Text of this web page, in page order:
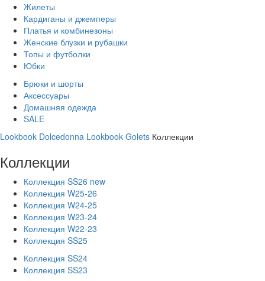
Жилеты
Кардиганы и джемперы
Платья и комбинезоны
Женские блузки и рубашки
Топы и футболки
Юбки
Брюки и шорты
Аксессуары
Домашняя одежда
SALE
Lookbook Dolcedonna Lookbook Golets Коллекции
Коллекции
Коллекция SS26 new
Коллекция W25-26
Коллекция W24-25
Коллекция W23-24
Коллекция W22-23
Коллекция SS25
Коллекция SS24
Коллекция SS23